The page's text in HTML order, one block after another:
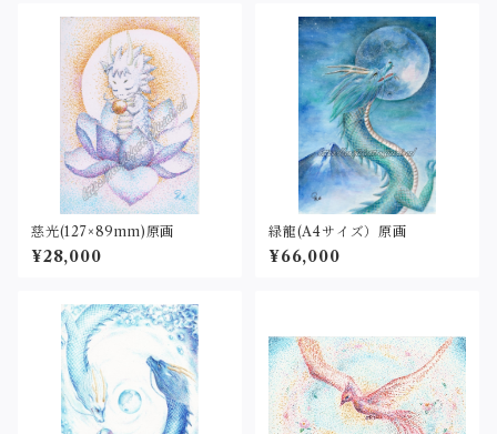
慈光(127×89mm)原画
¥28,000
緑龍(A4サイズ）原画
¥66,000